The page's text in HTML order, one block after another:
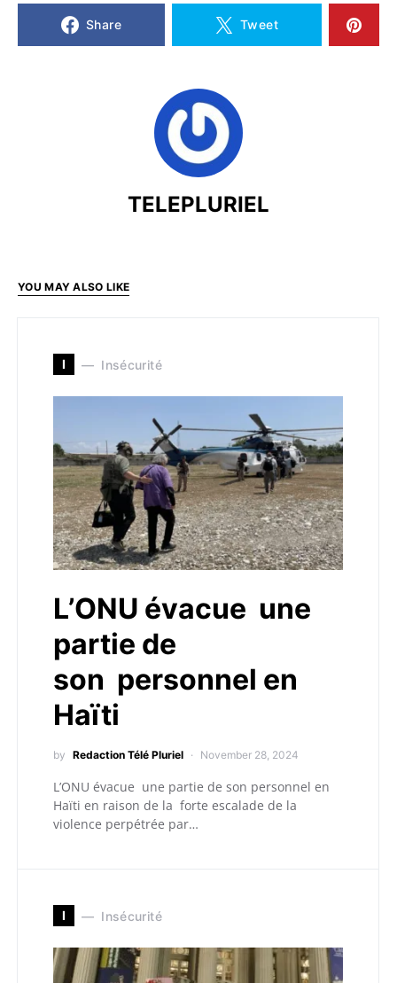
Share Tweet
TELEPLURIEL
YOU MAY ALSO LIKE
I Insécurité
L’ONU évacue une
partie de
son personnel en
Haïti
by Redaction Télé Pluriel November 28, 2024
L’ONU évacue une partie de son personnel en
Haïti en raison de la forte escalade de la
violence perpétrée par…
I Insécurité